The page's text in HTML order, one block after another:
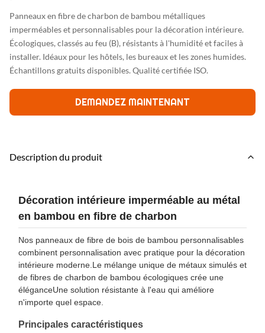
Panneaux en fibre de charbon de bambou métalliques
imperméables et personnalisables pour la décoration intérieure.
Écologiques, classés au feu (B), résistants à l'humidité et faciles à
installer. Idéaux pour les hôtels, les bureaux et les zones humides.
Échantillons gratuits disponibles. Qualité certifiée ISO.
DEMANDEZ MAINTENANT
Description du produit
Décoration intérieure imperméable au métal
en bambou en fibre de charbon
Nos panneaux de fibre de bois de bambou personnalisables
combinent personnalisation avec pratique pour la décoration
intérieure moderne.Le mélange unique de métaux simulés et
de fibres de charbon de bambou écologiques crée une
éléganceUne solution résistante à l'eau qui améliore
n'importe quel espace.
Principales caractéristiques